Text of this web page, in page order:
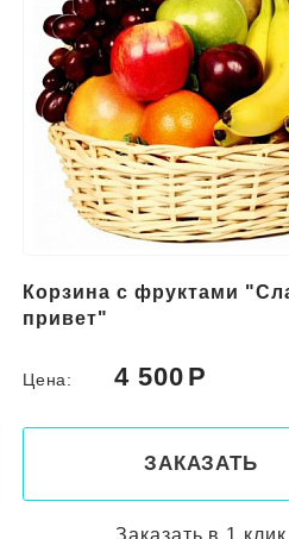
Корзина с фруктами
привет"
Цена: 4 500
ЗАКАЗАТЬ
Заказать в 1 клик